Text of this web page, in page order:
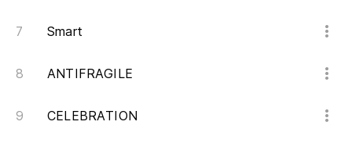
Smart
ANTIFRAGILE
CELEBRATION